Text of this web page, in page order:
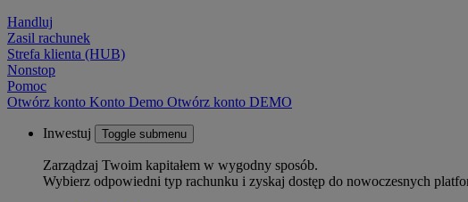
Handluj
Zasil rachunek
Strefa klienta (HUB)
Nonstop
Pomoc
Otwórz konto Konto Demo Otwórz konto DEMO
Inwestuj Toggle submenu
Zarządzaj Twoim kapitałem w wygodny sposób.
Wybierz odpowiedni typ rachunku i zyskaj dostęp do nowoczesnych